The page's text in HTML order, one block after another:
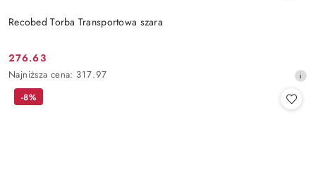
Recobed Torba Transportowa szara
Cena
promocyjna:
276.63
Najniższa
cena
Najniższa cena: 317.97
-8%